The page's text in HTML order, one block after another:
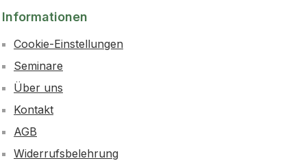
Informationen
Cookie-Einstellungen
Seminare
Über uns
Kontakt
AGB
Widerrufsbelehrung